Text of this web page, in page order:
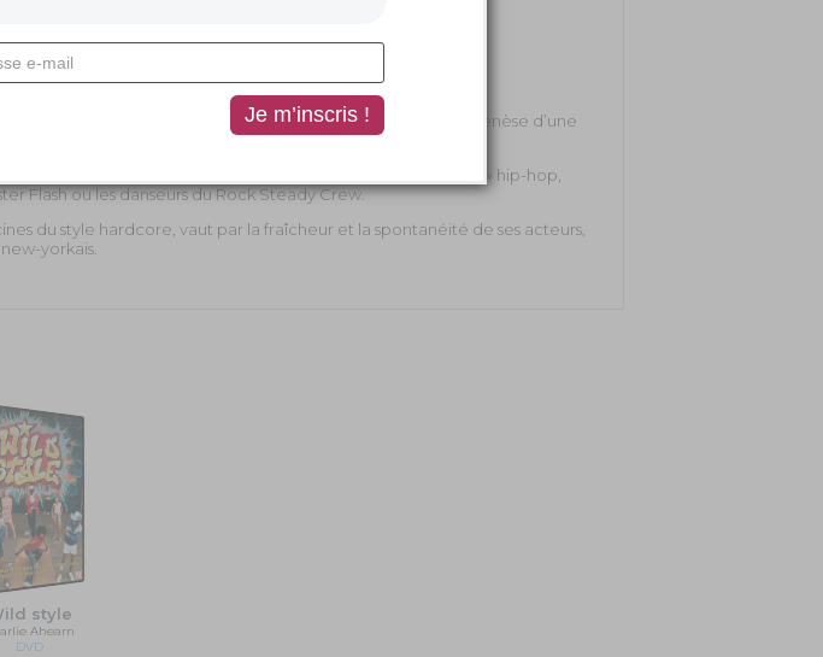
du mouvement hip-hop, un document exceptionnel sur la genèse d’une
l’occasion d’admirer en action les pionners de la « old school » hip-hop,
Flash ou les danseurs du Rock Steady Crew.
du style hardcore, vaut par la fraîcheur et la spontanéité de ses acteurs,
yorkais.
style
Ahearn
DVD